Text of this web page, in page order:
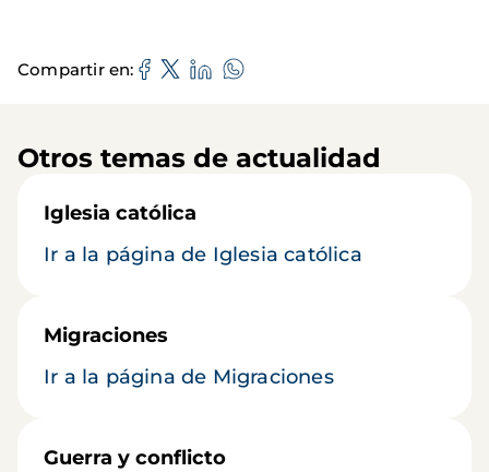
Compartir en
Otros temas de actualidad
Iglesia católica
Ir a la página de Iglesia católica
Migraciones
Ir a la página de Migraciones
Guerra y conflicto